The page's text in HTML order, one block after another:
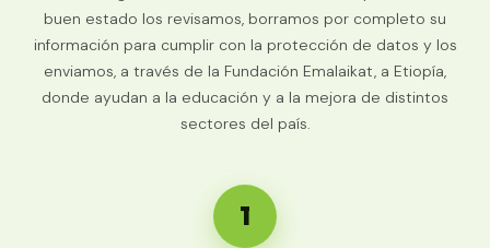
buen estado los revisamos, borramos por completo su
información para cumplir con la protección de datos y los
enviamos, a través de la Fundación Emalaikat , a Etiopía,
donde ayudan a la educación y a la mejora de distintos
sectores del país.
1